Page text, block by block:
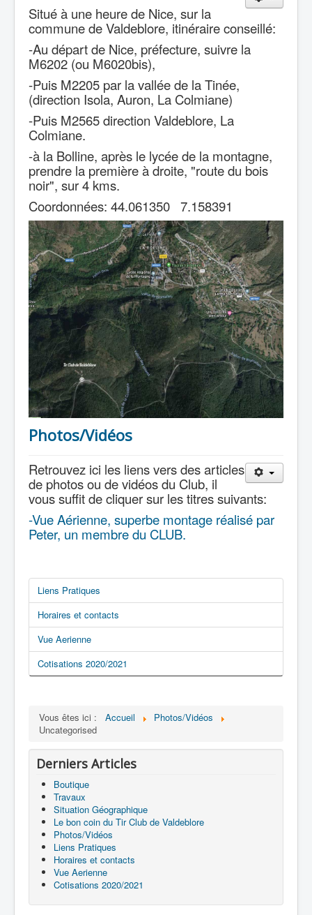
Situé à une heure de Nice, sur la
commune de Valdeblore, itinéraire conseillé:
-Au départ de Nice, préfecture, suivre la
M6202 (ou M6020bis),
-Puis M2205 par la vallée de la Tinée,
(direction Isola, Auron, La Colmiane)
-Puis M2565 direction Valdeblore, La
Colmiane.
-à la Bolline, après le lycée de la montagne,
prendre la première à droite, "route du bois
noir", sur 4 kms.
Coordonnées: 44.061350 7.158391
Photos/Vidéos
Retrouvez ici les liens vers des articles
de photos ou de vidéos du Club, il
vous suffit de cliquer sur les titres suivants:
-Vue Aérienne, superbe montage réalisé par
Peter, un membre du CLUB.
Liens Pratiques
Horaires et contacts
Vue Aerienne
Cotisations 2020/2021
Vous êtes ici : Accueil
Photos/Vidéos
Uncategorised
Derniers Articles
Boutique
Travaux
Situation Géographique
Le bon coin du Tir Club de Valdeblore
Photos/Vidéos
Liens Pratiques
Horaires et contacts
Vue Aerienne
Cotisations 2020/2021